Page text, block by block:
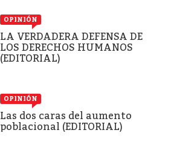
OPINIÓN
LA VERDADERA DEFENSA DE
LOS DERECHOS HUMANOS
(EDITORIAL)
OPINIÓN
Las dos caras del aumento
poblacional (EDITORIAL)